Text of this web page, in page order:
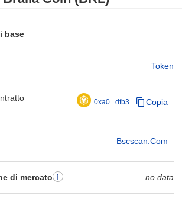
base
Token
0xa0...dfb3 Copia
Bscscan.com
di mercato no data